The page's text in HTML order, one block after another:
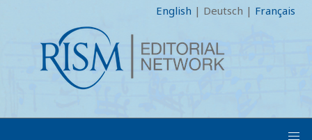
English | Deutsch | Français